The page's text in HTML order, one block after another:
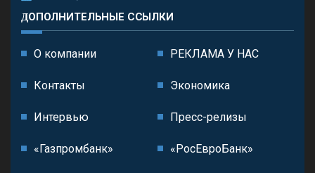
ДОПОЛНИТЕЛЬНЫЕ ССЫЛКИ
О компании РЕКЛАМА У НАС
Контакты Экономика
Интервью Пресс-релизы
«Газпромбанк» «РосЕвроБанк»